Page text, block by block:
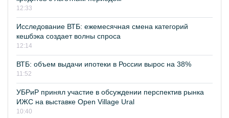
12:33
Исследование ВТБ: ежемесячная смена категорий
кешбэка создает волны спроса
12:14
ВТБ: объем выдачи ипотеки в России вырос на 38%
11:52
УБРиР принял участие в обсуждении перспектив рынка
ИЖС на выставке Open Village Ural
10:40